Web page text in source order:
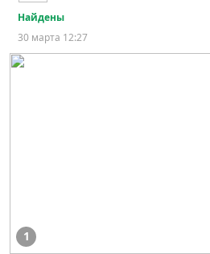
Найдены
30 марта 12:27
1